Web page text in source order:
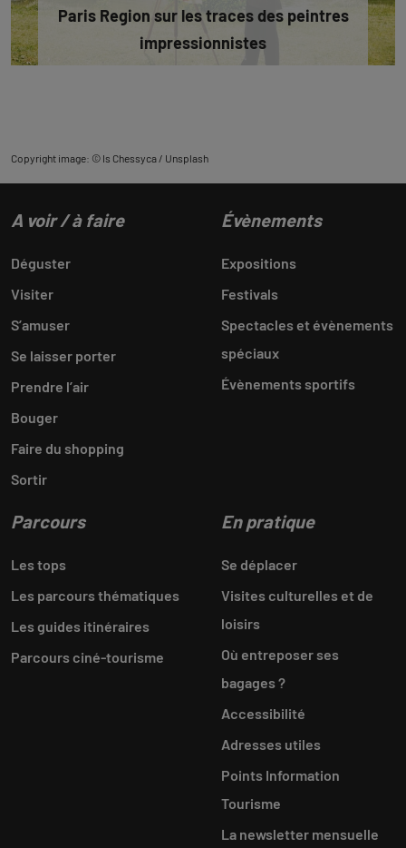
Paris Region sur les traces des peintres
impressionnistes
Copyright image: © Is Chessyca / Unsplash
A voir / à faire
Déguster
Visiter
S’amuser
Se laisser porter
Prendre l’air
Bouger
Faire du shopping
Sortir
Évènements
Expositions
Festivals
Spectacles et évènements
spéciaux
Évènements sportifs
Parcours
Les tops
Les parcours thématiques
Les guides itinéraires
Parcours ciné-tourisme
En pratique
Se déplacer
Visites culturelles et de
loisirs
Où entreposer ses
bagages ?
Accessibilité
Adresses utiles
Points Information
Tourisme
La newsletter mensuelle